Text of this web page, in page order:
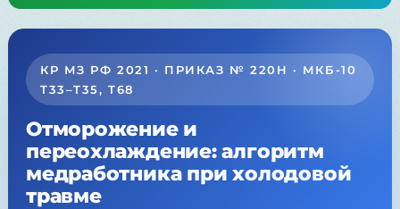
КР МЗ РФ 2021 · ПРИКАЗ № 220Н · МКБ-10
T33–T35, T68
Отморожение и
переохлаждение: алгоритм
медработника при холодовой
травме